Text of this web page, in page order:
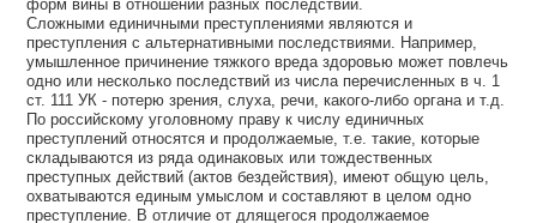
форм вины в отношении разных последствий.
Сложными единичными преступлениями являются и
преступления с альтернативными последствиями. Например,
умышленное причинение тяжкого вреда здоровью может повлечь
одно или несколько последствий из числа перечисленных в ч. 1
ст. 111 УК - потерю зрения, слуха, речи, какого-либо органа и т.д.
По российскому уголовному праву к числу единичных
преступлений относятся и продолжаемые, т.е. такие, которые
складываются из ряда одинаковых или тождественных
преступных действий (актов бездействия), имеют общую цель,
охватываются единым умыслом и составляют в целом одно
преступление. В отличие от длящегося продолжаемое